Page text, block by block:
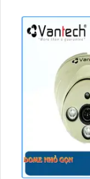
lên đến 30m